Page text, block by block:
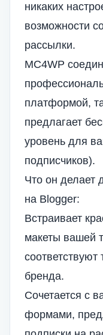
никаких
возможности
рассылки.
MC4WP
платформой,
предлагает
уровень для
подписчиков).
Что он делает
на Blogger:
Встраивает
макеты вашей
бренда.
Сочетается с
формами,